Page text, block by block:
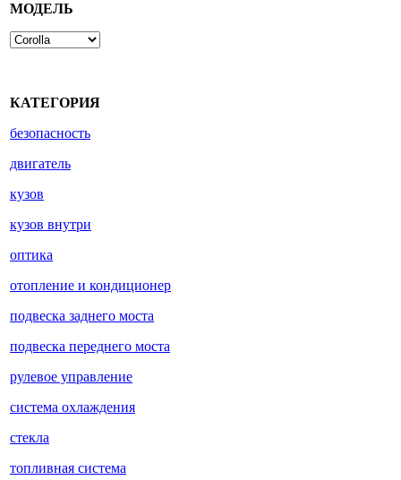
МОДЕЛЬ
КАТЕГОРИЯ
безопасность
двигатель
кузов
кузов внутри
оптика
отопление и кондиционер
подвеска заднего моста
подвеска переднего моста
рулевое управление
система охлаждения
стекла
топливная система